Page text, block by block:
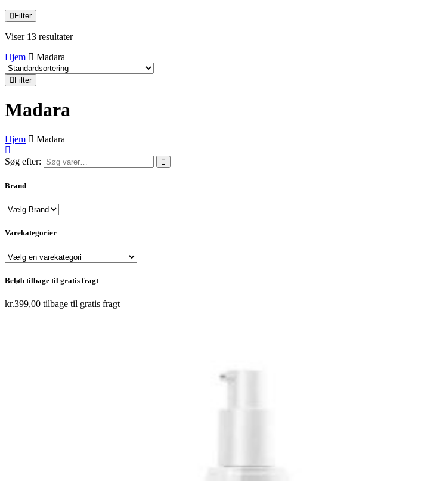
Filter
Viser 13 resultater
Hjem
Madara
Filter
Madara
Hjem Madara
Søg efter:
Brand
Varekategorier
Beløb tilbage til gratis fragt
kr.399,00 tilbage til gratis fragt